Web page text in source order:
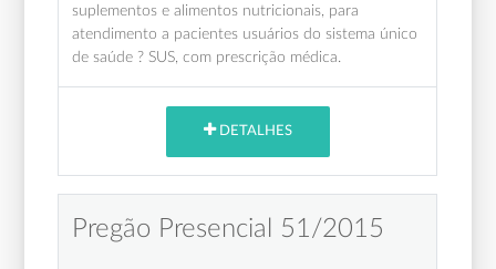
suplementos e alimentos nutricionais, para
atendimento a pacientes usuários do sistema único
de saúde ? SUS, com prescrição médica.
DETALHES
Pregão Presencial 51/2015